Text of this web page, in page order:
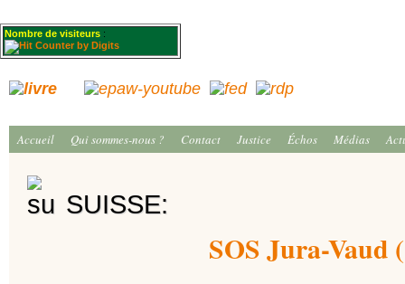
Nombre de visiteurs :
Accueil Qui sommes-nous ? Contact Justice Échos Médias
SUISSE:
SOS Jura-Vaud